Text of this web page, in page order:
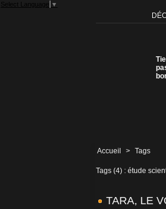
Select Language ▼
Accueil > Tags
Tags (4) : étude
TARA, LE